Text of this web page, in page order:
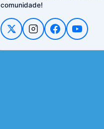
comunidade!